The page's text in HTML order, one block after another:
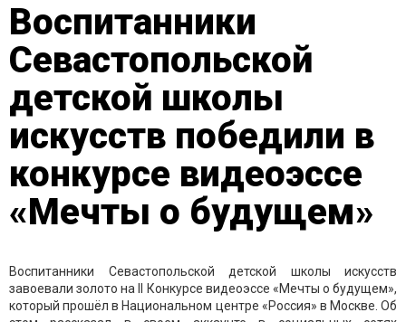
Воспитанники
Севастопольской
детской школы
искусств победили в
конкурсе видеоэссе
«Мечты о будущем»
Воспитанники Севастопольской детской школы искусств
завоевали золото на II Конкурсе видеоэссе «Мечты о будущем»,
который прошёл в Национальном центре «Россия» в Москве. Об